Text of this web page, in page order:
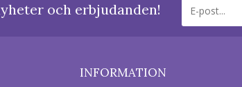
och erbjudanden!
INFORMATION